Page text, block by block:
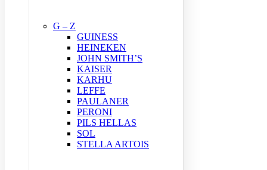
G – Z
GUINESS
HEINEKEN
JOHN SMITH’S
KAISER
KARHU
LEFFE
PAULANER
PERONI
PILS HELLAS
SOL
STELLA ARTOIS